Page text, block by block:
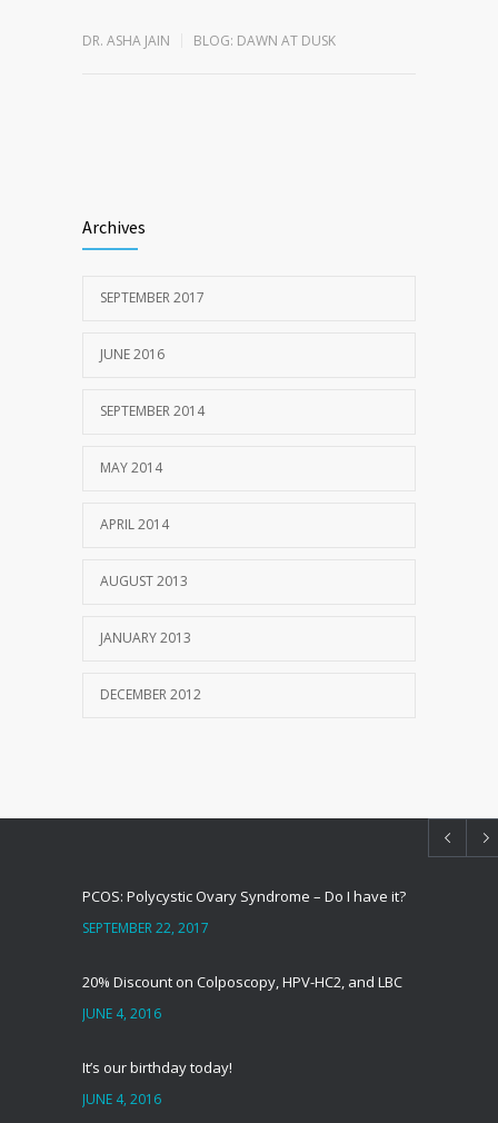
DR. ASHA JAIN BLOG: DAWN AT DUSK
Archives
SEPTEMBER 2017
JUNE 2016
SEPTEMBER 2014
MAY 2014
APRIL 2014
AUGUST 2013
JANUARY 2013
DECEMBER 2012
PCOS: Polycystic Ovary Syndrome – Do I have it?
SEPTEMBER 22, 2017
20% Discount on Colposcopy, HPV-HC2, and LBC
JUNE 4, 2016
It’s our birthday today!
JUNE 4, 2016